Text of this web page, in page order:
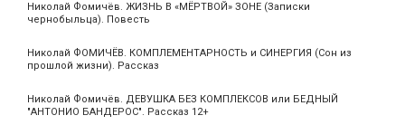
Николай Фомичёв. ЖИЗНЬ В «МЁРТВОЙ» ЗОНЕ (Записки
чернобыльца). Повесть
Николай ФОМИЧЁВ. КОМПЛЕМЕНТАРНОСТЬ и СИНЕРГИЯ (Сон из
прошлой жизни). Рассказ
Николай Фомичёв. ДЕВУШКА БЕЗ КОМПЛЕКСОВ или БЕДНЫЙ
"АНТОНИО БАНДЕРОС". Рассказ 12+